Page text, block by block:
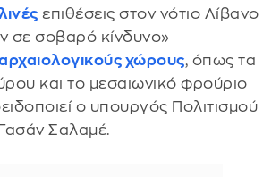
επιθέσεις στον νότιο Λίβανο
σε σοβαρό κίνδυνο»
χώρους, όπως τα
και το μεσαιωνικό φρούριο
ο υπουργός Πολιτισμού
Γασάν Σαλαμέ.